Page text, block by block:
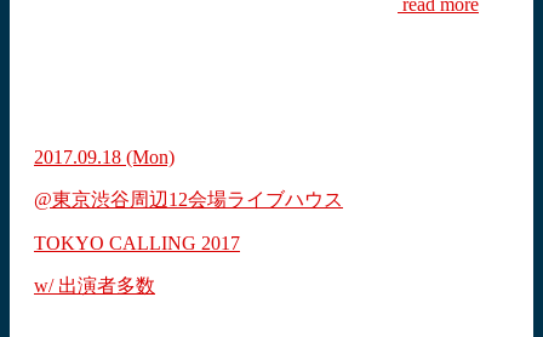
read more
2017.09.18 (Mon)
@東京渋谷周辺12会場ライブハウス
TOKYO CALLING 2017
w/ 出演者多数